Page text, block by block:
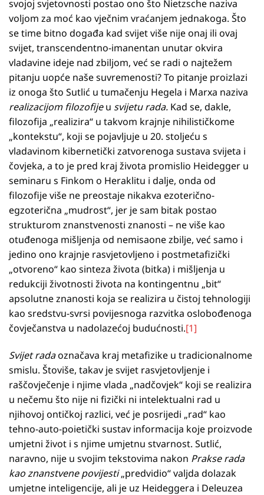
svojoj svjetovnosti postao ono što Nietzsche naziva
voljom za moć kao vječnim vraćanjem jednakoga. Što
se time bitno događa kad svijet više nije onaj ili ovaj
svijet, transcendentno-imanentan unutar okvira
vladavine ideje nad zbiljom, već se radi o najtežem
pitanju uopće naše suvremenosti? To pitanje proizlazi
iz onoga što Sutlić u tumačenju Hegela i Marxa naziva
realizacijom filozofijeu svijetu rada. Kad se, dakle,
filozofija „realizira“ u takvom krajnje nihilističkome
„kontekstu“, koji se pojavljuje u 20. stoljeću s
vladavinom kibernetički zatvorenoga sustava svijeta i
čovjeka, a to je pred kraj života promislio Heidegger u
seminaru s Finkom o Heraklitu i dalje, onda od
filozofije više ne preostaje nikakva ezoterično-
egzoterična „mudrost“, jer je sam bitak postao
strukturom znanstvenosti znanosti – ne više kao
otuđenoga mišljenja od nemisaone zbilje, već samo i
jedino ono krajnje rasvjetovljeno i postmetafizički
„otvoreno“ kao sinteza života (bitka) i mišljenja u
redukciji životnosti života na kontingentnu „bit“
apsolutne znanosti koja se realizira u čistoj tehnologiji
kao sredstvu-svrsi povijesnoga razvitka oslobođenoga
čovječanstva u nadolazećoj budućnosti.[1]
Svijet radaoznačava kraj metafizike u tradicionalnome
smislu. Štoviše, takav je svijet rasvjetovljenje i
raščovječenje i njime vlada „nadčovjek“ koji se realizira
u nečemu što nije ni fizički ni intelektualni rad u
njihovoj ontičkoj razlici, već je posrijedi „rad“ kao
tehno-auto-poietički sustav informacija koje proizvode
umjetni život i s njime umjetnu stvarnost. Sutlić,
naravno, nije u svojim tekstovima nakon Prakse rada
kao znanstvene povijesti„predvidio“ valjda dolazak
umjetne inteligencije, ali je uz Heideggera i Deleuzea